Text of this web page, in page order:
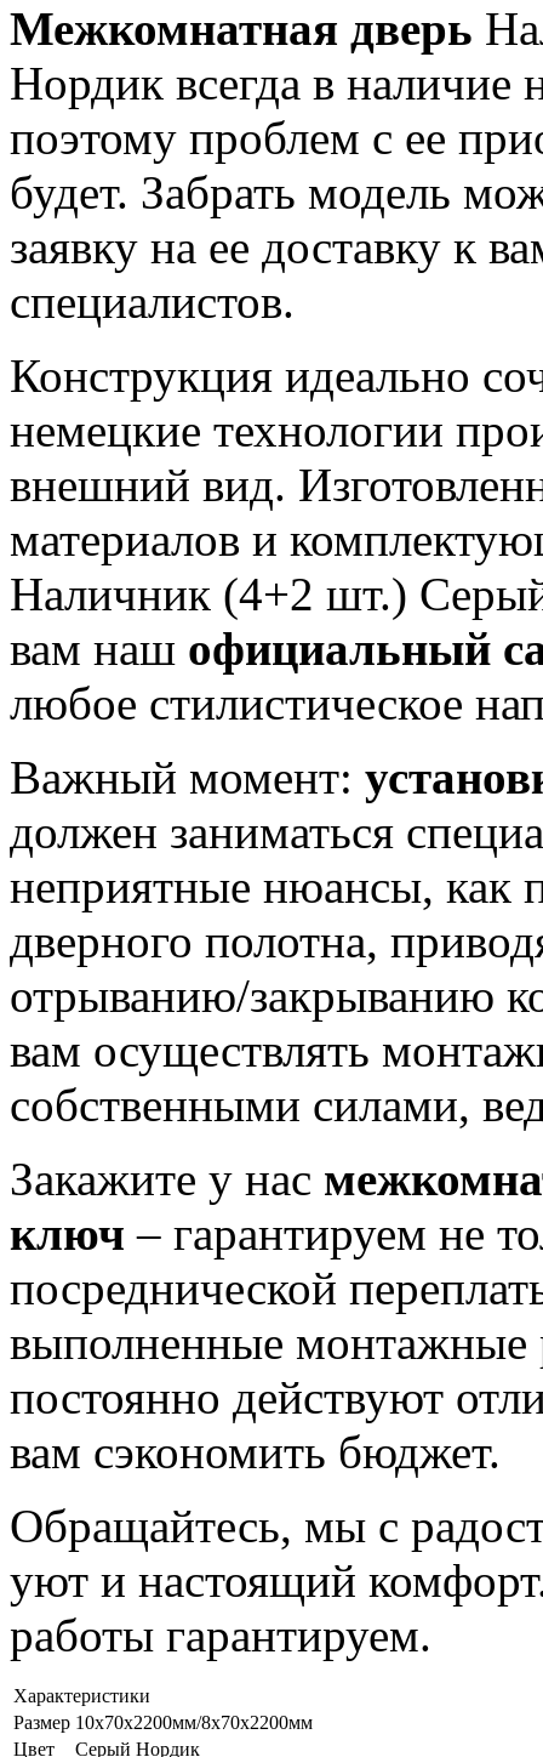
Межкомнатная дверь
Нордик всегда в наличие
поэтому проблем с ее
будет. Забрать модель
заявку на ее доставку к
специалистов.
Конструкция идеально
немецкие технологии
внешний вид.
материалов и
Наличник (4+2 шт.)
вам наш официальный
любое стилистическое
Важный момент:
должен заниматься
неприятные нюансы, как
дверного полотна,
отрыванию/закрыванию
вам осуществлять
собственными силами,
Закажите у нас
ключ – гарантируем не
посреднической
выполненные монтажные
постоянно действуют
вам сэкономить бюджет.
Обращайтесь, мы с
уют и настоящий
работы гарантируем.
Характеристики
Размер 10х70х2200мм/8х70х2200мм
Цвет
Серый Нордик